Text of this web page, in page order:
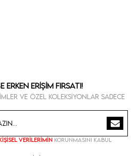
Erişim Fırsatı!
ve özel koleksiyonlar sadece
verilerimin korunmasını kabul